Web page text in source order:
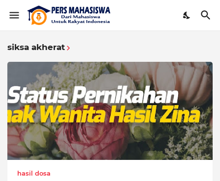
siksa akherat
hasil dosa